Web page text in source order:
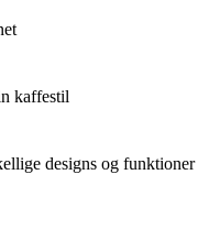
kaffestil
designs og funktioner